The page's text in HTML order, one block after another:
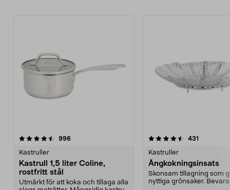
996recensioner
Kastruller
Kastrull 1,5 liter Coline,
rostfritt stål
Utmärkt för att koka och tillaga alla
4.5 av 5 stjärnor 431
Kastruller
Ångkokningsinsats
Skonsam tillagning som
nyttiga grönsaker.
4.5 av 5 stjärnor